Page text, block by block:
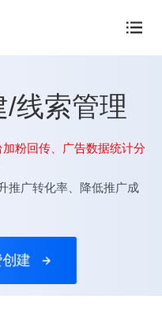
/线索管理
粉回传、广告数据统计分
推广转化率、降低推广成
建